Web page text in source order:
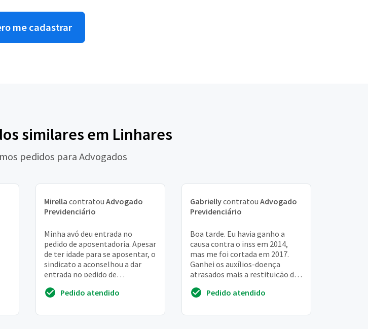
me cadastrar
similares em Linhares
pedidos para Advogados
Mirella contratou Advogado
Previdenciário
Minha avó deu entrada no
pedido de aposentadoria. Apesar
de ter idade para se aposentar, o
sindicato a aconselhou a dar
entrada no pedido de
mora em uma peque...
Pedido atendido
Gabriellycontratou Advogado
Previdenciário
Boa tarde. Eu havia ganho a
causa contra o inss em 2014,
mas me foi cortada em 2017.
Ganhei os auxílios-doença
atrasados mais a restituição dos
por 2 anos e ...
Pedido atendido